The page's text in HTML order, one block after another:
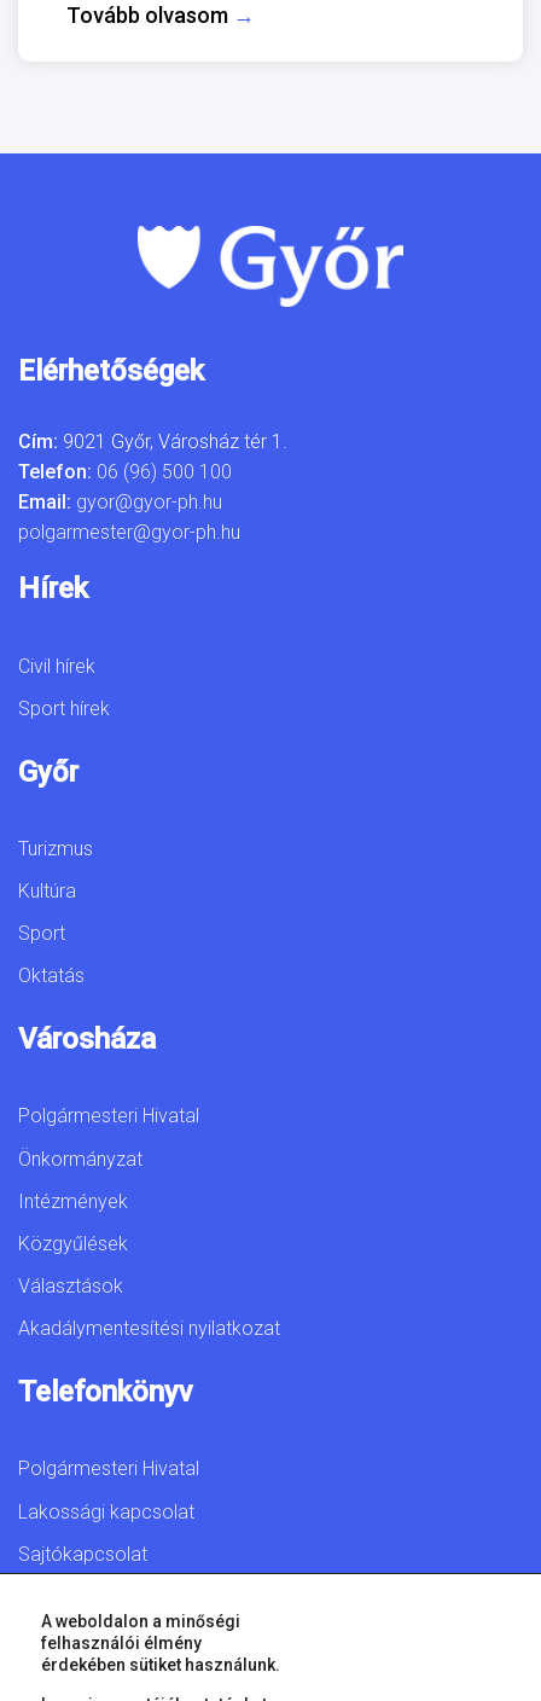
Tovább olvasom →
Elérhetőségek
Cím: 9021 Győr, Városház tér 1.
Telefon: 06 (96) 500 100
Email: gyor@gyor-ph.hu
polgarmester@gyor-ph.hu
Hírek
Civil hírek
Sport hírek
Győr
Turizmus
Kultúra
Sport
Oktatás
Városháza
Polgármesteri Hivatal
Önkormányzat
Intézmények
Közgyűlések
Választások
Akadálymentesítési nyilatkozat
Telefonkönyv
Polgármesteri Hivatal
Lakossági kapcsolat
Sajtókapcsolat
© 2026 Győr Megyei Jogú Város • Minden jog fenntartva!
A weboldalon a minőségi
felhasználói élmény
érdekében sütiket használunk.